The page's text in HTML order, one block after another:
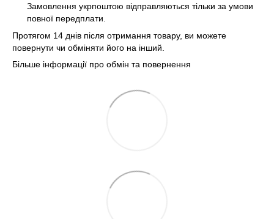
Замовлення укрпоштою відправляються тільки за умови
повної передплати.
Протягом 14 днів після отримання товару, ви можете
повернути чи обміняти його на інший.
Більше інформації про обмін та повернення